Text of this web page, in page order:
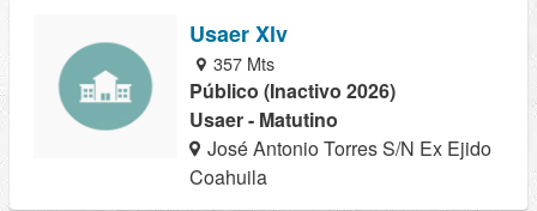
Usaer Xlv
357 Mts
Público (Inactivo 2026)
Usaer - Matutino
José Antonio Torres S/N Ex Ejido
Coahuila